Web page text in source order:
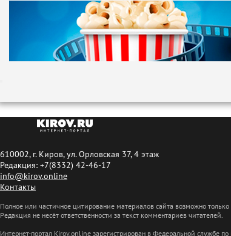
610002, г. Киров, ул. Орловская 37, 4 этаж
Редакция: +7(8332) 42-46-17
info@kirov.online
Контакты
Полное или частичное цитирование материалов сайта возможно
Редакция не несёт ответственности за текст комментариев читателей.
Интернет-портал Kirov.online зарегистрирован в Федеральной